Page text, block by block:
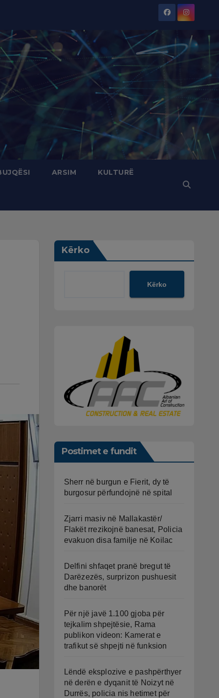
ARSIM KULTURË
Kërko
Kërko
Postimet e fundit
Sherr në burgun e Fierit, dy të
burgosur përfundojnë në spital
Zjarri masiv në Mallakastër/
Flakët rrezikojnë banesat, Policia
evakuon disa familje në Koilac
Delfini shfaqet pranë bregut të
Darëzezës, surprizon pushuesit
dhe banorët
Për një javë 1.100 gjoba për
tejkalim shpejtësie, Rama
publikon videon: Kamerat e
trafikut së shpejti në funksion
Lëndë eksplozive e pashpërthyer
në derën e dyqanit të Noizyt në
Durrës, policia nis hetimet për